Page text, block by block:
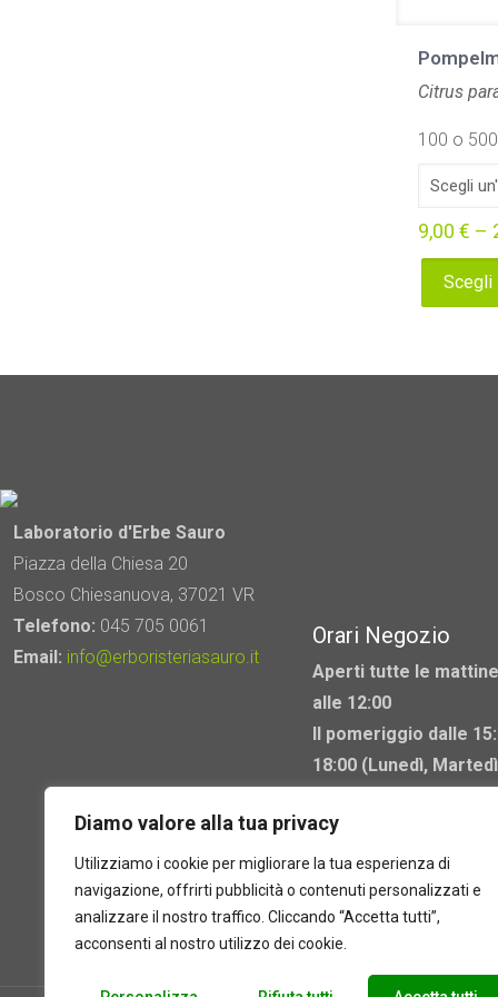
Diamo valore alla tua privacy
Utilizziamo i cookie per migliorare la tua esperienza di
navigazione, offrirti pubblicità o contenuti personalizzati e
analizzare il nostro traffico. Cliccando “Accetta tutti”,
acconsenti al nostro utilizzo dei cookie.
Citrus
100 o
9,00 € –
Scegli
pagina
del
Laboratorio d'Erbe Sauro
Piazza della Chiesa 20
Bosco Chiesanuova, 37021 VR
Telefono: 045 705 0061
Email: info@erboristeriasauro.it
Orari Negozio
Aperti tutte le
alle 12:00
Il pomeriggio dalle
18:00 (Lunedì,